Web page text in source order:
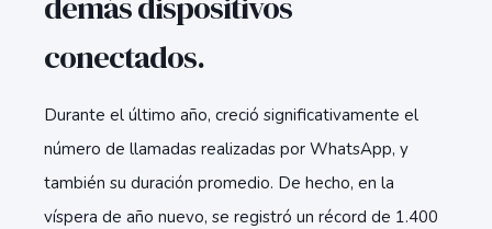
conectados.
Durante el último año, creció significativamente el
número de llamadas realizadas por WhatsApp, y
también su duración promedio. De hecho, en la
víspera de año nuevo, se registró un récord de 1.400